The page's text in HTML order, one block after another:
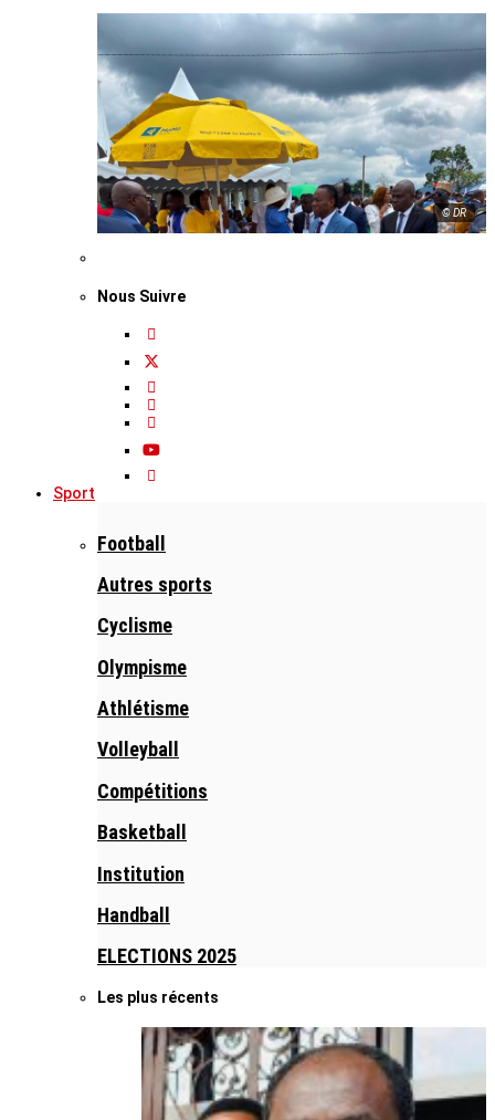
© DR
Nous Suivre
Sport
Football
Autres sports
Cyclisme
Olympisme
Athlétisme
Volleyball
Compétitions
Basketball
Institution
Handball
ELECTIONS 2025
Les plus récents